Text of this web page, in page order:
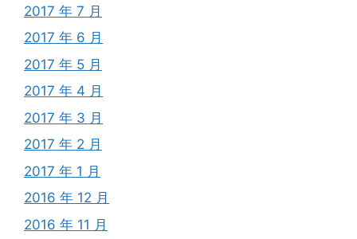
2017 年 7 月
2017 年 6 月
2017 年 5 月
2017 年 4 月
2017 年 3 月
2017 年 2 月
2017 年 1 月
2016 年 12 月
2016 年 11 月